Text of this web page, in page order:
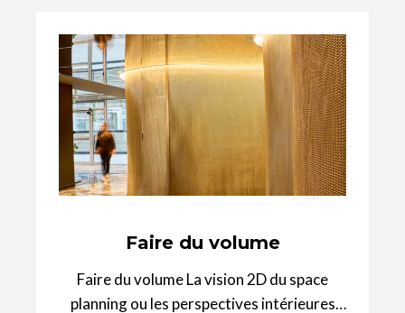
Faire du volume
Faire du volume La vision 2D du space
planning ou les perspectives intérieures